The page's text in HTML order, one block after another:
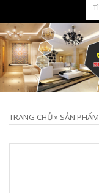
TRANG CHỦ» SẢN PHẨM